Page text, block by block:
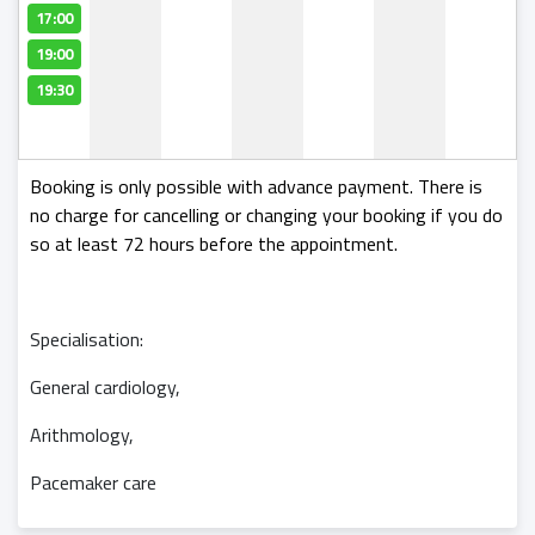
17:00
19:00
19:30
Booking is only possible with advance payment. There is
no charge for cancelling or changing your booking if you do
so at least 72 hours before the appointment.
Specialisation:
General cardiology,
Arithmology,
Pacemaker care